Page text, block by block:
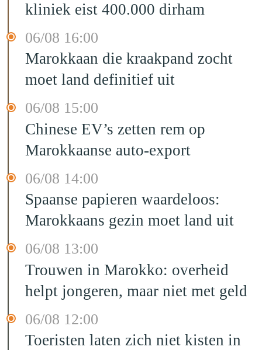
kliniek eist 400.000 dirham
06/08 16:00
Marokkaan die kraakpand zocht
moet land definitief uit
06/08 15:00
Chinese EV’s zetten rem op
Marokkaanse auto-export
06/08 14:00
Spaanse papieren waardeloos:
Marokkaans gezin moet land uit
06/08 13:00
Trouwen in Marokko: overheid
helpt jongeren, maar niet met geld
06/08 12:00
Toeristen laten zich niet kisten in